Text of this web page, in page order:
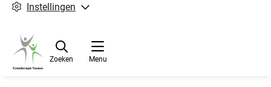
Instellingen
Menu
Zoeken